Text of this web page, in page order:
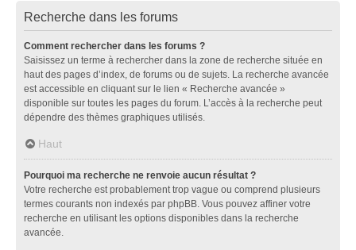
Recherche dans les forums
Comment rechercher dans les forums ?
Saisissez un terme à rechercher dans la zone de recherche située en
haut des pages d’index, de forums ou de sujets. La recherche avancée
est accessible en cliquant sur le lien « Recherche avancée »
disponible sur toutes les pages du forum. L’accès à la recherche peut
dépendre des thèmes graphiques utilisés.
Haut
Pourquoi ma recherche ne renvoie aucun résultat ?
Votre recherche est probablement trop vague ou comprend plusieurs
termes courants non indexés par phpBB. Vous pouvez affiner votre
recherche en utilisant les options disponibles dans la recherche
avancée.